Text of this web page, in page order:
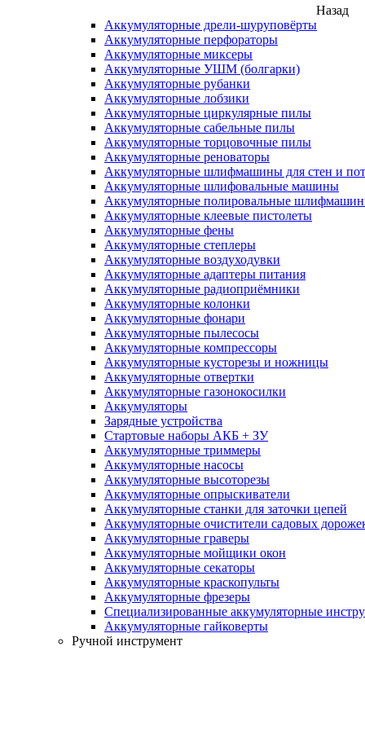
Назад
Аккумуляторные дрели-шуруповёрты
Аккумуляторные перфораторы
Аккумуляторные миксеры
Аккумуляторные УШМ (болгарки)
Аккумуляторные рубанки
Аккумуляторные лобзики
Аккумуляторные циркулярные пилы
Аккумуляторные сабельные пилы
Аккумуляторные торцовочные пилы
Аккумуляторные реноваторы
Аккумуляторные шлифмашины для стен и
Аккумуляторные шлифовальные машины
Аккумуляторные полировальные
Аккумуляторные клеевые пистолеты
Аккумуляторные фены
Аккумуляторные степлеры
Аккумуляторные воздуходувки
Аккумуляторные адаптеры питания
Аккумуляторные радиоприёмники
Аккумуляторные колонки
Аккумуляторные фонари
Аккумуляторные пылесосы
Аккумуляторные компрессоры
Аккумуляторные кусторезы и ножницы
Аккумуляторные отвертки
Аккумуляторные газонокосилки
Аккумуляторы
Зарядные устройства
Стартовые наборы АКБ + ЗУ
Аккумуляторные триммеры
Аккумуляторные насосы
Аккумуляторные высоторезы
Аккумуляторные опрыскиватели
Аккумуляторные станки для заточки цепей
Аккумуляторные очистители садовых
Аккумуляторные граверы
Аккумуляторные мойщики окон
Аккумуляторные секаторы
Аккумуляторные краскопульты
Аккумуляторные фрезеры
Специализированные аккумуляторные
Аккумуляторные гайковерты
Ручной инструмент